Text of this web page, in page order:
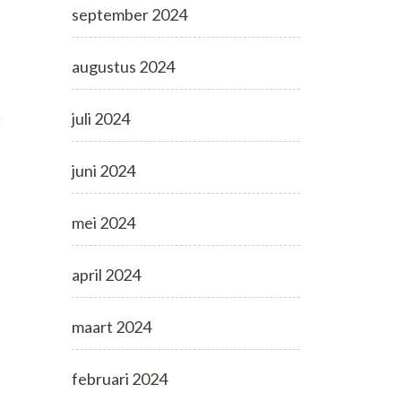
september 2024
augustus 2024
juli 2024
juni 2024
mei 2024
april 2024
maart 2024
februari 2024